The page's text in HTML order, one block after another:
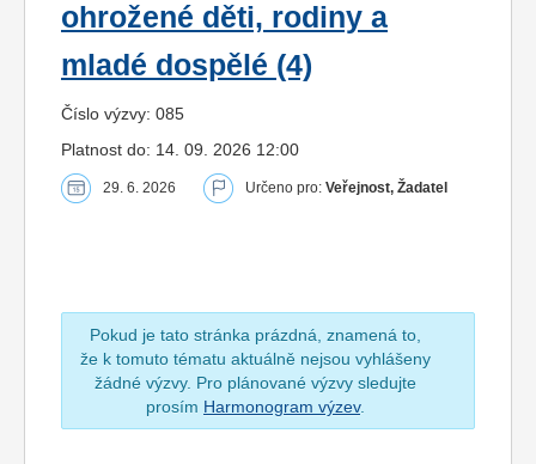
ohrožené děti, rodiny a
mladé dospělé (4)
Číslo výzvy: 085
Platnost do: 14. 09. 2026 12:00
29. 6. 2026 Určeno pro: Veřejnost, Žadatel
Pokud je tato stránka prázdná, znamená to,
že k tomuto tématu aktuálně nejsou vyhlášeny
žádné výzvy. Pro plánované výzvy sledujte
prosím Harmonogram výzev.